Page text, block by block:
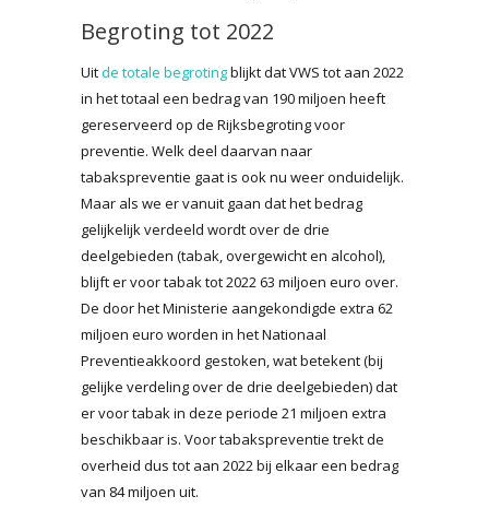
Begroting tot 2022
Uitde totale begrotingblijkt dat VWS tot aan 2022
in het totaal een bedrag van 190 miljoen heeft
gereserveerd op de Rijksbegroting voor
preventie. Welk deel daarvan naar
tabakspreventie gaat is ook nu weer onduidelijk.
Maar als we er vanuit gaan dat het bedrag
gelijkelijk verdeeld wordt over de drie
deelgebieden (tabak, overgewicht en alcohol),
blijft er voor tabak tot 2022 63 miljoen euro over.
De door het Ministerie aangekondigde extra 62
miljoen euro worden in het Nationaal
Preventieakkoord gestoken, wat betekent (bij
gelijke verdeling over de drie deelgebieden) dat
er voor tabak in deze periode 21 miljoen extra
beschikbaar is. Voor tabakspreventie trekt de
overheid dus tot aan 2022 bij elkaar een bedrag
van 84 miljoen uit.